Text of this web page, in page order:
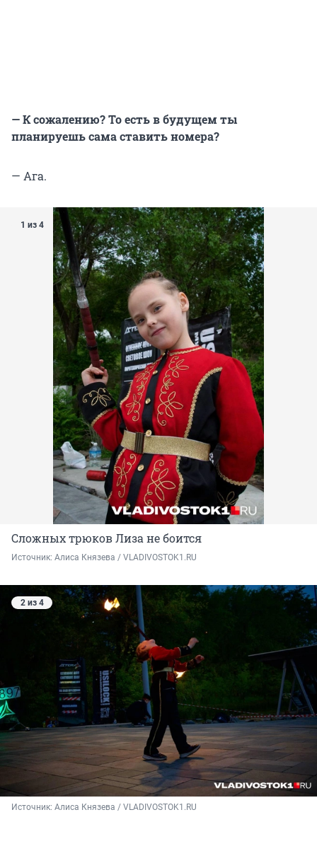
— К сожалению? То есть в будущем ты
планируешь сама ставить номера?
— Ага.
1 из 4
Сложных трюков Лиза не боится
Источник: Алиса Князева / VLADIVOSTOK1.RU
2 из 4
Источник: Алиса Князева / VLADIVOSTOK1.RU